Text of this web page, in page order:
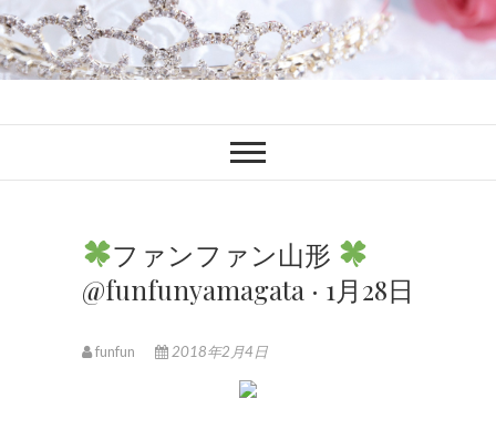
ファンブロ
ファンファン山形
@funfunyamagata · 1月28日
funfun 2018年2月4日